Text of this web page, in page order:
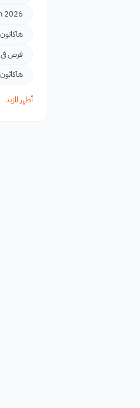
2026
هاكاثون
فرص في
هاكاثون
أظهر المزيد